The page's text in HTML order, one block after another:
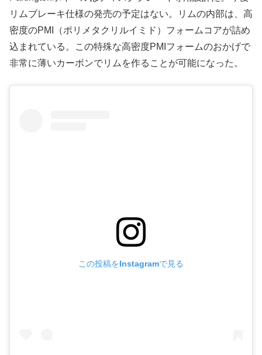
リムブレーキ仕様の発売の予定はない。リムの内部は、高
密度のPMI（ポリメタクリルイミド）フォームコアが詰め
込まれている。この特殊な高密度PMIフォームのおかげで
非常に薄いカーボンでリムを作ることが可能になった。
この投稿をInstagramで見る